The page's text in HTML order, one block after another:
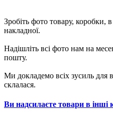
Зробіть фото товару, коробки,
накладної.
Надішліть всі фото нам на
пошту.
Ми докладемо всіх зусиль для
склалася.
Ви надсилаєте товари в інші